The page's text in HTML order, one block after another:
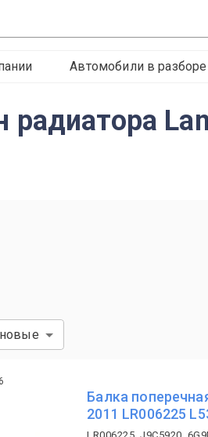
Автомобили в разборе
Балка
2011 LR006225